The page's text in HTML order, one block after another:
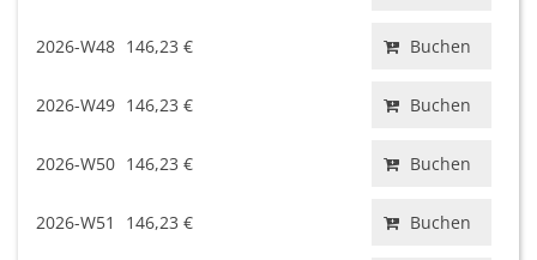
2026-W48 146,23 € Buchen
2026-W49 146,23 € Buchen
2026-W50 146,23 € Buchen
2026-W51 146,23 € Buchen